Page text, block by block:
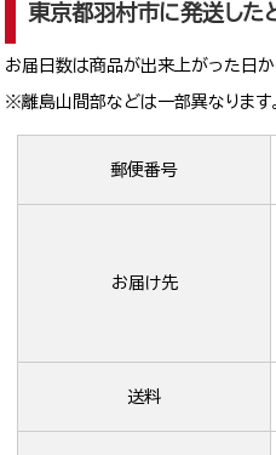
東京都羽村市に発送した
お届日数は商品が出来上がった日か
※離島山間部などは一部異なります。
郵便番号
お届け先
送料